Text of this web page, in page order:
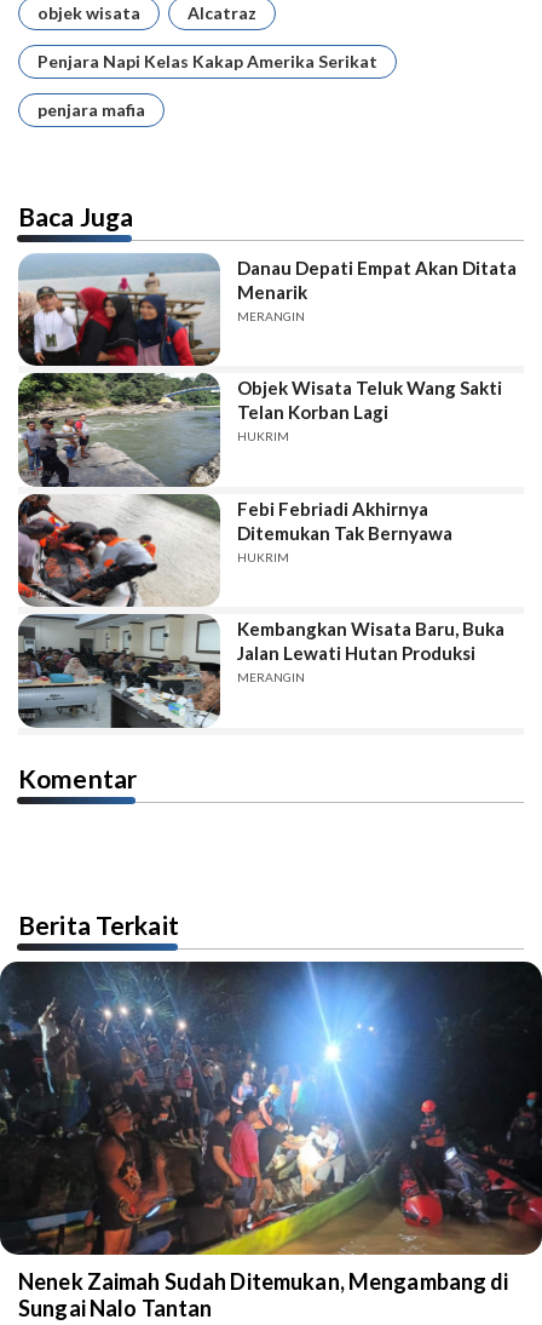
objek wisata Alcatraz
Penjara Napi Kelas Kakap Amerika Serikat
penjara mafia
Baca Juga
Danau Depati Empat Akan Ditata
Menarik
MERANGIN
Objek Wisata Teluk Wang Sakti
Telan Korban Lagi
HUKRIM
Febi Febriadi Akhirnya
Ditemukan Tak Bernyawa
HUKRIM
Kembangkan Wisata Baru, Buka
Jalan Lewati Hutan Produksi
MERANGIN
Komentar
Berita Terkait
Nenek Zaimah Sudah Ditemukan, Mengambang di
Sungai Nalo Tantan